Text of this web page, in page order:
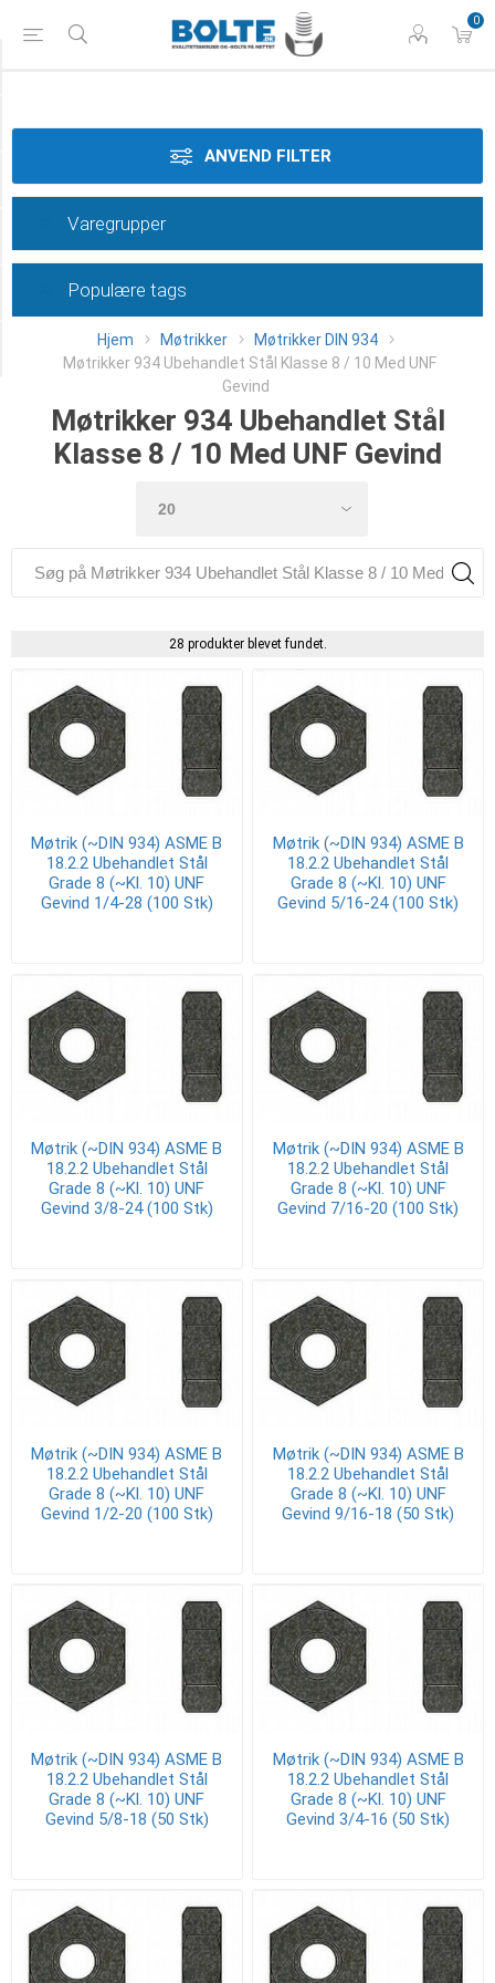
0
Hjem Møtrikker
Møtrikker DIN 934
Møtrikker 934 Ubehandlet Stål Klasse 8 / 10 Med UNF
Gevind
Møtrikker 934 Ubehandlet Stål
Klasse 8 / 10 Med UNF Gevind
28 produkter blevet fundet.
Møtrik (~DIN 934) ASME B
18.2.2 Ubehandlet Stål
Grade 8 (~Kl. 10) UNF
Gevind 1/4-28 (100 Stk)
Møtrik (~DIN 934) ASME B
18.2.2 Ubehandlet Stål
Grade 8 (~Kl. 10) UNF
Gevind 5/16-24 (100 Stk)
Møtrik (~DIN 934) ASME B
18.2.2 Ubehandlet Stål
Grade 8 (~Kl. 10) UNF
Gevind 3/8-24 (100 Stk)
Møtrik (~DIN 934) ASME B
18.2.2 Ubehandlet Stål
Grade 8 (~Kl. 10) UNF
Gevind 7/16-20 (100 Stk)
Møtrik (~DIN 934) ASME B
18.2.2 Ubehandlet Stål
Grade 8 (~Kl. 10) UNF
Gevind 1/2-20 (100 Stk)
Møtrik (~DIN 934) ASME B
18.2.2 Ubehandlet Stål
Grade 8 (~Kl. 10) UNF
Gevind 9/16-18 (50 Stk)
Møtrik (~DIN 934) ASME B
18.2.2 Ubehandlet Stål
Grade 8 (~Kl. 10) UNF
Gevind 5/8-18 (50 Stk)
Møtrik (~DIN 934) ASME B
18.2.2 Ubehandlet Stål
Grade 8 (~Kl. 10) UNF
Gevind 3/4-16 (50 Stk)
ANVEND FILTER
Dimension
Overflade
Category
Varegrupper
Populære tags